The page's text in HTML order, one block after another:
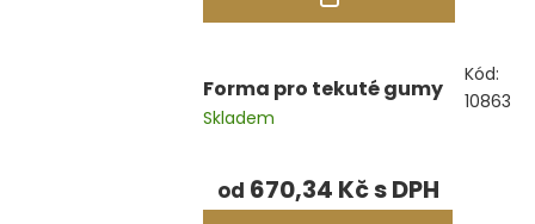
Forma pro tekuté gumy
Skladem
od 670,34 Kč
Kód:
10863